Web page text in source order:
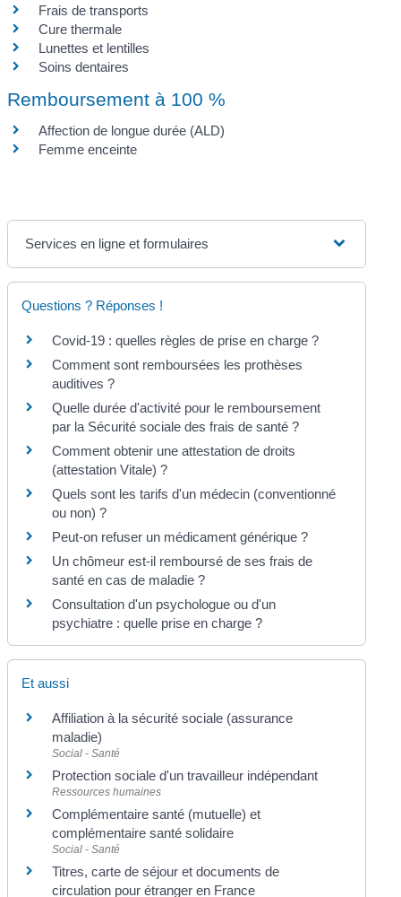
Frais de transports
Cure thermale
Lunettes et lentilles
Soins dentaires
Remboursement à 100 %
Affection de longue durée (ALD)
Femme enceinte
Services en ligne et formulaires
Questions ? Réponses !
Covid-19 : quelles règles de prise en charge ?
Comment sont remboursées les prothèses
auditives ?
Quelle durée d'activité pour le remboursement
par la Sécurité sociale des frais de santé ?
Comment obtenir une attestation de droits
(attestation Vitale) ?
Quels sont les tarifs d'un médecin (conventionné
ou non) ?
Peut-on refuser un médicament générique ?
Un chômeur est-il remboursé de ses frais de
santé en cas de maladie ?
Consultation d'un psychologue ou d'un
psychiatre : quelle prise en charge ?
Et aussi
Affiliation à la sécurité sociale (assurance
maladie)
Social - Santé
Protection sociale d'un travailleur indépendant
Ressources humaines
Complémentaire santé (mutuelle) et
complémentaire santé solidaire
Social - Santé
Titres, carte de séjour et documents de
circulation pour étranger en France